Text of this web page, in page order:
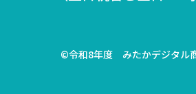
©令和8年度 みたかデジタル